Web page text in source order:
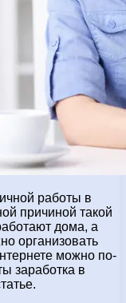
работы в
причиной такой
дома, а
организовать
можно по-
заработка в